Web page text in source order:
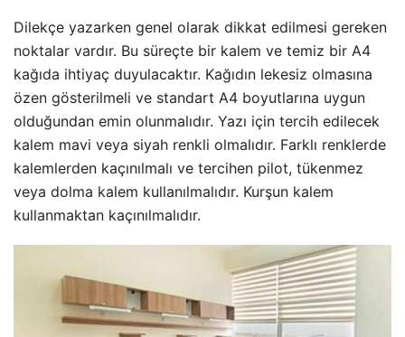
Dilekçe yazarken genel olarak dikkat edilmesi gereken
noktalar vardır. Bu süreçte bir kalem ve temiz bir A4
kağıda ihtiyaç duyulacaktır. Kağıdın lekesiz olmasına
özen gösterilmeli ve standart A4 boyutlarına uygun
olduğundan emin olunmalıdır. Yazı için tercih edilecek
kalem mavi veya siyah renkli olmalıdır. Farklı renklerde
kalemlerden kaçınılmalı ve tercihen pilot, tükenmez
veya dolma kalem kullanılmalıdır. Kurşun kalem
kullanmaktan kaçınılmalıdır.